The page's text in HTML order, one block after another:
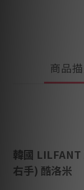
商品
韓國
右手) 酷洛米